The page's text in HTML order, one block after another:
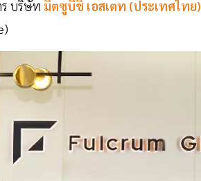
ร บริษัท มิตซูบิชิ เอสเตท (ประเทศไทย)